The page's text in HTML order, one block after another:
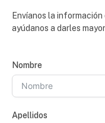
Envíanos la
ayúdanos a darles
Nombre
Apellidos